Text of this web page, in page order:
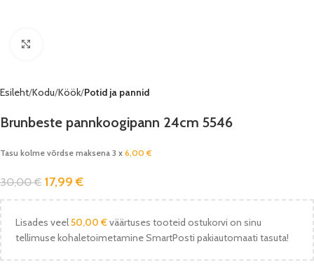
Esileht Kodu Köök Potid ja pannid
Brunbeste pannkoogipann 24cm 5546
Tasu kolme võrdse maksena 3 x 6,00€
30,00€ 17,99€
Lisades veel50,00 €väärtuses tooteid ostukorvi on sinu
tellimuse kohaletoimetamine SmartPosti pakiautomaati tasuta!